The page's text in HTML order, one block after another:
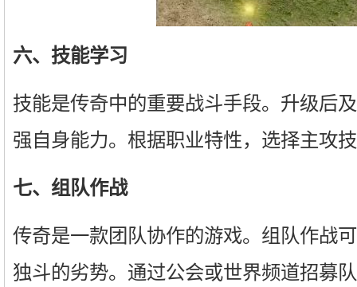
六、技能学习
技能是传奇中的重要战斗手段。升级后
强自身能力。根据职业特性，选择主攻
七、组队作战
传奇是一款团队协作的游戏。组队作战
独斗的劣势。通过公会或世界频道招募